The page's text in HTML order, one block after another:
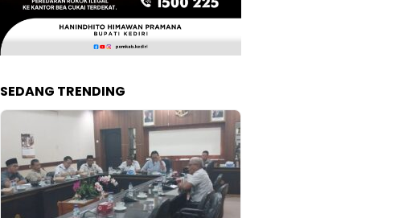
SEDANG TRENDING